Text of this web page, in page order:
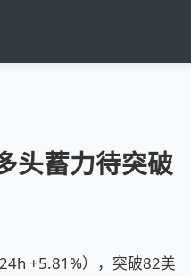
头蓄力待突破
24h +5.81%），突破82美